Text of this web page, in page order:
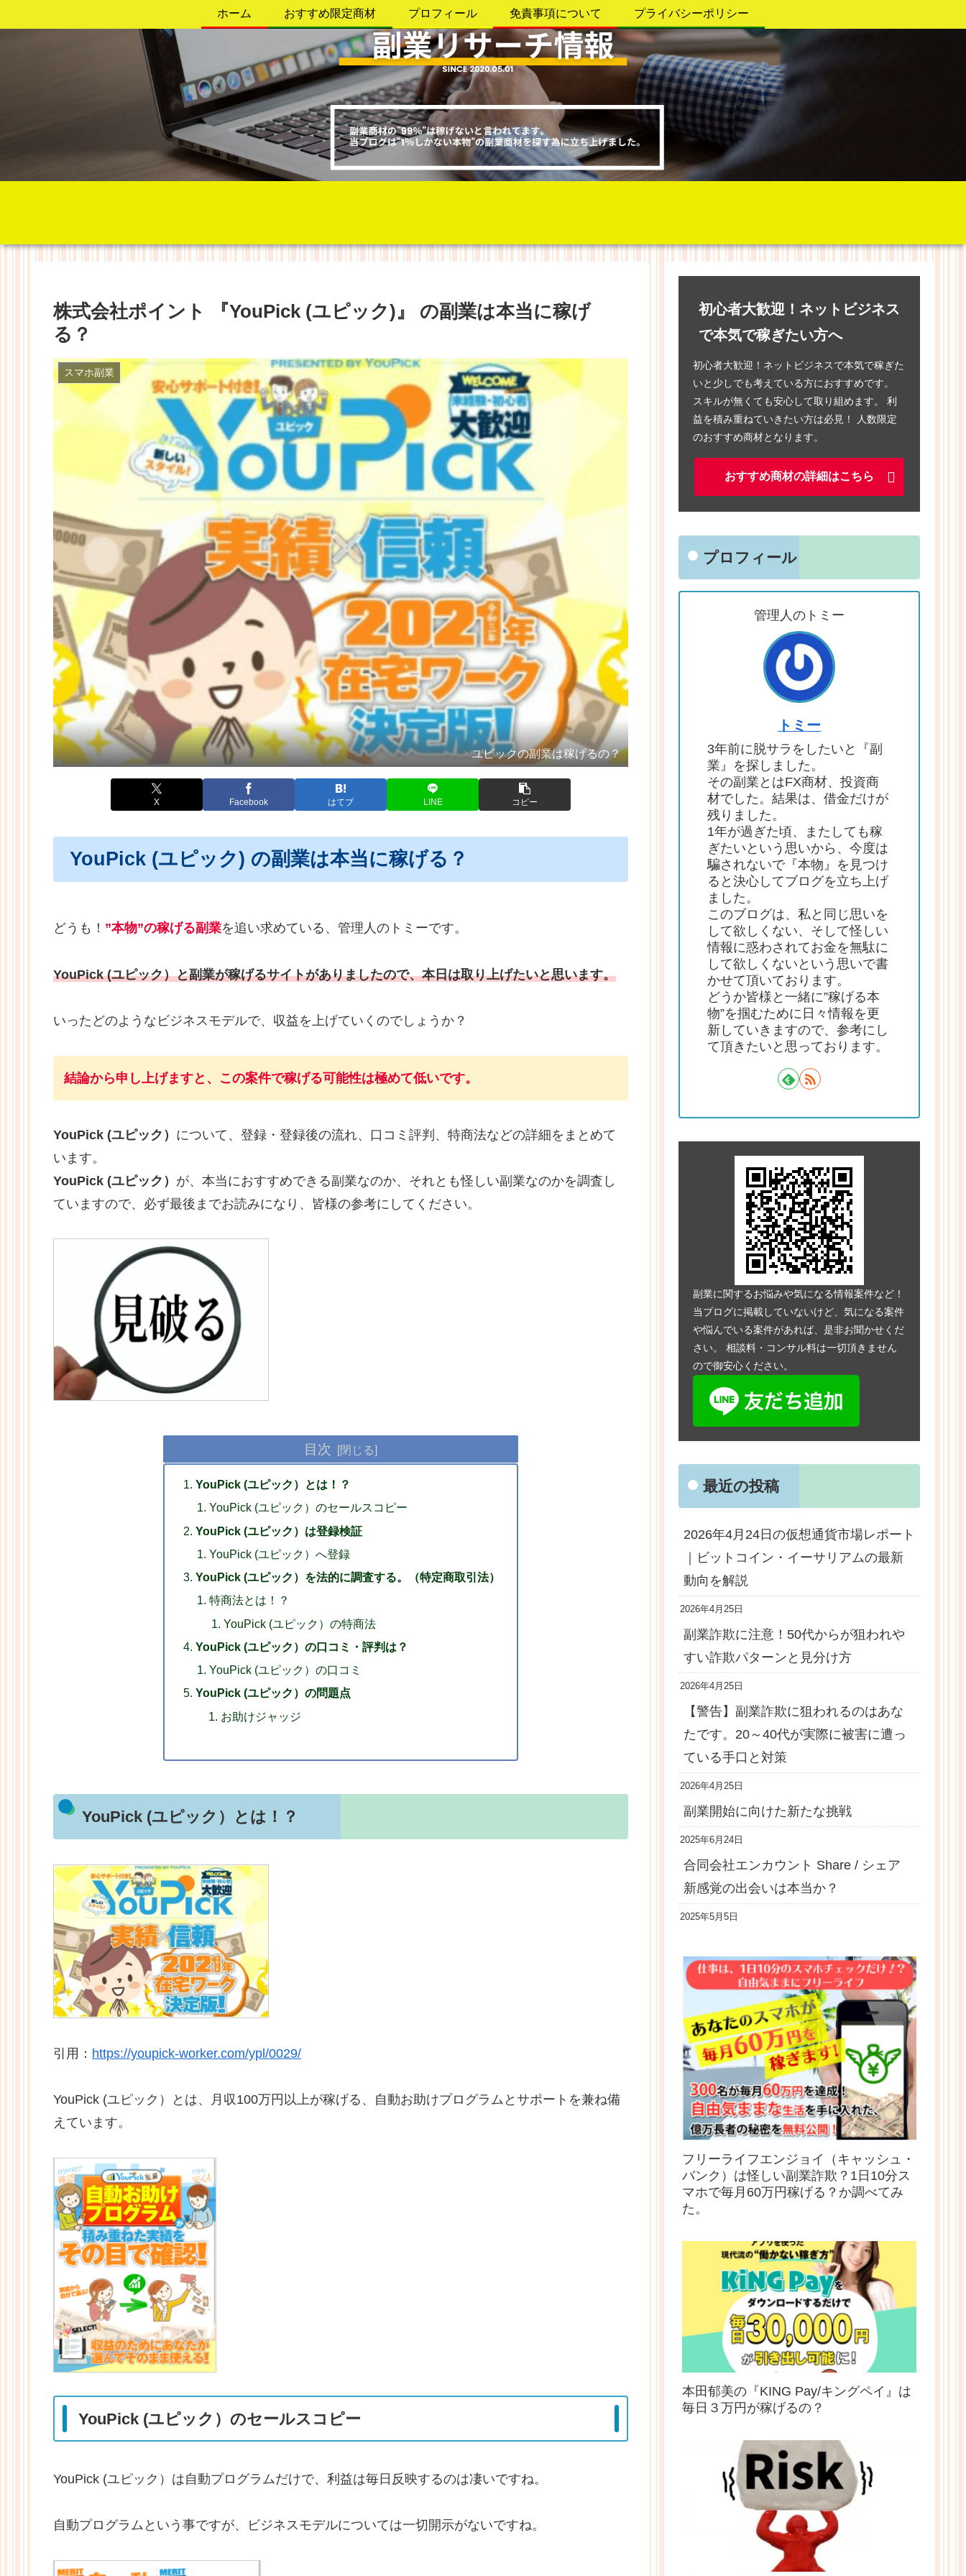
ホーム おすすめ限定商材 プロフィール 免責事項について プライバシーポリシー
株式会社ポイント 『YouPick (ユピック)』 の副業は本当に稼げ
る？
スマホ副業
ユピックの副業は稼げるの？
X Facebook はてブ LINE コピー
YouPick (ユピック) の副業は本当に稼げる？
どうも！ ”本物”の稼げる副業を追い求めている、管理人のトミーです。
YouPick (ユピック）と副業が稼げるサイトがありましたので、本日は取り上げたいと思います。
いったどのようなビジネスモデルで、収益を上げていくのでしょうか？
結論から申し上げますと、この案件で稼げる可能性は極めて低いです。
YouPick (ユピック） について、登録・登録後の流れ、口コミ評判、特商法などの詳細をまとめて
います。
YouPick (ユピック） が、本当におすすめできる副業なのか、それとも怪しい副業なのかを調査し
ていますので、必ず最後までお読みになり、皆様の参考にしてください。
目次
YouPick (ユピック）とは！？
YouPick (ユピック）のセールスコピー
YouPick (ユピック）は登録検証
YouPick (ユピック）へ登録
YouPick (ユピック）を法的に調査する。（特定商取引法）
特商法とは！？
YouPick (ユピック）の特商法
YouPick (ユピック）の口コミ・評判は？
YouPick (ユピック）の口コミ
YouPick (ユピック）の問題点
お助けジャッジ
YouPick (ユピック）とは！？
引用： https://youpick-worker.com/ypl/0029/
YouPick (ユピック）とは、月収100万円以上が稼げる、自動お助けプログラムとサポートを兼ね備
えています。
YouPick (ユピック）のセールスコピー
YouPick (ユピック）は自動プログラムだけで、利益は毎日反映するのは凄いですね。
自動プログラムという事ですが、ビジネスモデルについては一切開示がないですね。
初心者大歓迎！ネットビジネス
で本気で稼ぎたい方へ
初心者大歓迎！ネットビジネスで本気で稼ぎた
いと少しでも考えている方におすすめです。
スキルが無くても安心して取り組めます。 利
益を積み重ねていきたい方は必見！ 人数限定
のおすすめ商材となります。
おすすめ商材の詳細はこちら
プロフィール
管理人のトミー
トミー
3年前に脱サラをしたいと『副
業』を探しました。
その副業とはFX商材、投資商
材でした。結果は、借金だけが
残りました。
1年が過ぎた頃、またしても稼
ぎたいという思いから、今度は
騙されないで『本物』を見つけ
ると決心してブログを立ち上げ
ました。
このブログは、私と同じ思いを
して欲しくない、そして怪しい
情報に惑わされてお金を無駄に
して欲しくないという思いで書
かせて頂いております。
どうか皆様と一緒に”稼げる本
物”を掴むために日々情報を更
新していきますので、参考にし
て頂きたいと思っております。
副業に関するお悩みや気になる情報案件など！
当ブログに掲載していないけど、気になる案件
や悩んでいる案件があれば、是非お聞かせくだ
さい。 相談料・コンサル料は一切頂きません
ので御安心ください。
最近の投稿
2026年4月24日の仮想通貨市場レポート
｜ビットコイン・イーサリアムの最新
動向を解説
2026年4月25日
副業詐欺に注意！50代からが狙われや
すい詐欺パターンと見分け方
2026年4月25日
【警告】副業詐欺に狙われるのはあな
たです。20～40代が実際に被害に遭っ
ている手口と対策
2026年4月25日
副業開始に向けた新たな挑戦
2025年6月24日
合同会社エンカウント Share / シェア
新感覚の出会いは本当か？
2025年5月5日
フリーライフエンジョイ（キャッシュ・
バンク）は怪しい副業詐欺？1日10分ス
マホで毎月60万円稼げる？か調べてみ
た。
本田郁美の『KING Pay/キングペイ』は
毎日３万円が稼げるの？